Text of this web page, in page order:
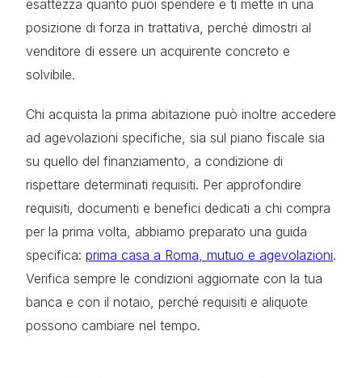
esattezza quanto puoi spendere e ti mette in una
posizione di forza in trattativa, perché dimostri al
venditore di essere un acquirente concreto e
solvibile.
Chi acquista la prima abitazione può inoltre accedere
ad agevolazioni specifiche, sia sul piano fiscale sia
su quello del finanziamento, a condizione di
rispettare determinati requisiti. Per approfondire
requisiti, documenti e benefici dedicati a chi compra
per la prima volta, abbiamo preparato una guida
specifica: prima casa a Roma, mutuo e agevolazioni.
Verifica sempre le condizioni aggiornate con la tua
banca e con il notaio, perché requisiti e aliquote
possono cambiare nel tempo.